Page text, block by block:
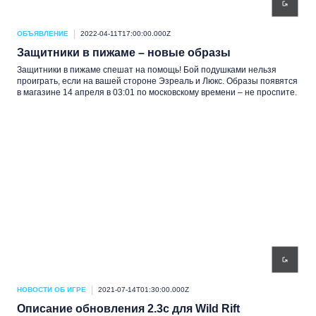
ОБЪЯВЛЕНИЕ 2022-04-11T17:00:00.000Z
Защитники в пижаме – новые образы
Защитники в пижаме спешат на помощь! Бой подушками нельзя
проиграть, если на вашей стороне Эзреаль и Люкс. Образы появятся
в магазине 14 апреля в 03:01 по московскому времени – не проспите.
НОВОСТИ ОБ ИГРЕ 2021-07-14T01:30:00.000Z
Описание обновления 2.3c для Wild Rift